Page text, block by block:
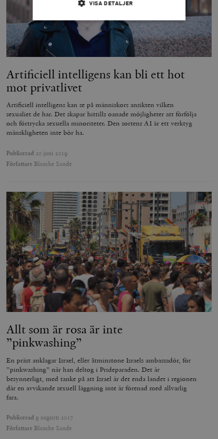
Artificiell intelligens kan bli ett hot
mot privatlivet
Artificiell intelligens kan se på människors ansikten vilken
sexualiet de har. Det skapar hittills oanade möjligheter att förfölja
och förtrycka sexuella minoriteter. Den sortens AI är ett verktyg
mänskligheten inte bör ha.
Publicerad 20 juni 2019
Författare Blanche Sande
Allt som är rosa är inte
”pinkwashing”
En präst anklagar Israel, eller åtminstone Israels ambassadör, för
”pinkwashing” när han deltog i Prideparaden. Det är
besynnerligt, med tanke på att Israel är det enda landet i regionen
där en avvikande sexuell läggning inte är förenad med allvarlig
fara.
Publicerad 9 augusti 2017
Författare Blanche Sande
VISA DETALJER
Strikt nödvändigt Analys
Marknadsföring Funktioner
Strikt nödvändiga kakor tillåter
kärnwebbplatsfunktioner som användarinloggning
och kontohantering. Webbplatsen kan inte användas
Namn
/ Domän
woocommerce_cart_hash
woocommerce_items_in_cart
Automattic
Inc.
timbro.se
{32}
__cf_bm
.myfonts.net